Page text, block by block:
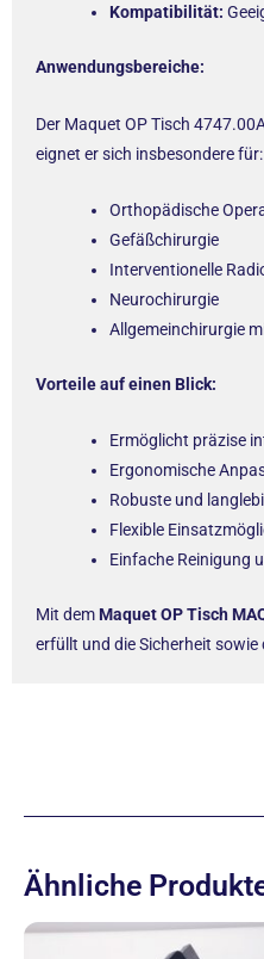
Kompatibilität:
Anwendungsbereiche:
Der Maquet OP Tisch
eignet er sich insbesondere für:
Orthopädische
Gefäßchirurgie
Interventionelle
Neurochirurgie
Allgemeinchirurgie
Vorteile auf einen Blick:
Ermöglicht präzise
Ergonomische
Robuste und
Flexible
Einfache Reinigung
Mit demMaquet OP Tisch
erfüllt und die Sicherheit
Ähnliche